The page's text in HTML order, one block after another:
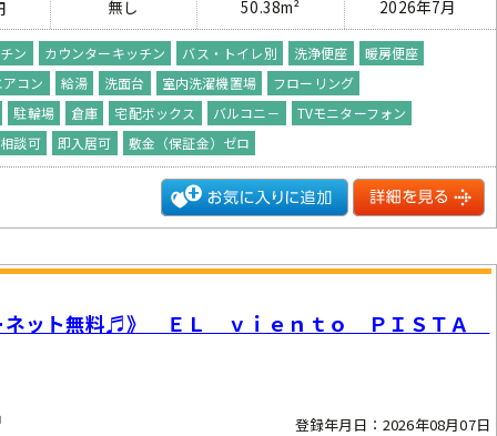
無し 50.38m² 2026年7月
ン カウンターキッチン バス・トイレ別 洗浄便座
暖房便座
コン
給湯 洗面台 室内洗濯機置場
フローリング
駐輪場
倉庫 宅配ボックス バルコニ－
TVモニターフォン
談可
即入居可 敷金（保証金）ゼロ
ネット無料♬》 ＥＬ ｖｉｅｎｔｏ ＰＩＳＴＡ
登録年月日：2026年08月07日